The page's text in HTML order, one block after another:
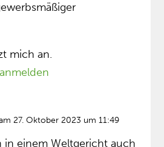
mich an.
27. Oktober 2023 um 11:49
in einem Weltgericht auch